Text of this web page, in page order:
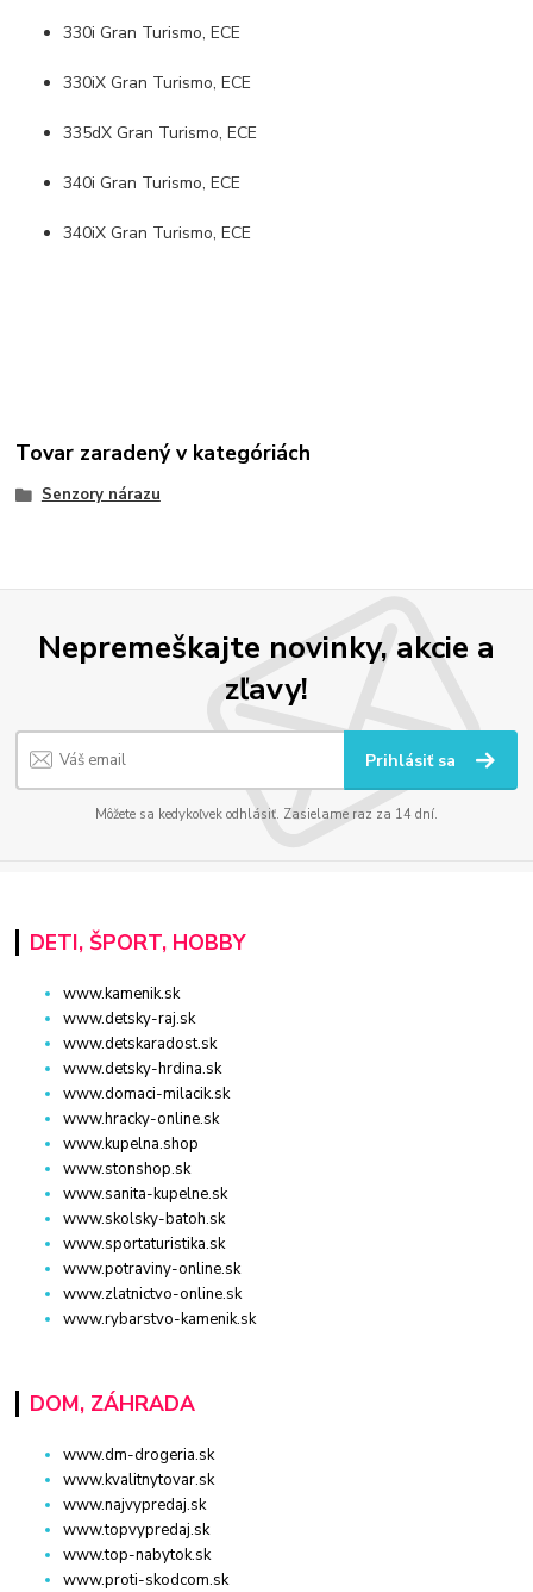
330i Gran Turismo, ECE
330iX Gran Turismo, ECE
335dX Gran Turismo, ECE
340i Gran Turismo, ECE
340iX Gran Turismo, ECE
Tovar zaradený v kategóriách
Senzory nárazu
Nepremeškajte novinky, akcie a
zľavy!
Prihlásiť sa
Môžete sa kedykoľvek odhlásiť. Zasielame raz za 14 dní.
DETI, ŠPORT, HOBBY
www.kamenik.sk
www.detsky-raj.sk
www.detskaradost.sk
www.detsky-hrdina.sk
www.domaci-milacik.sk
www.hracky-online.sk
www.kupelna.shop
www.stonshop.sk
www.sanita-kupelne.sk
www.skolsky-batoh.sk
www.sportaturistika.sk
www.potraviny-online.sk
www.zlatnictvo-online.sk
www.rybarstvo-kamenik.sk
DOM, ZÁHRADA
www.dm-drogeria.sk
www.kvalitnytovar.sk
www.najvypredaj.sk
www.topvypredaj.sk
www.top-nabytok.sk
www.proti-skodcom.sk